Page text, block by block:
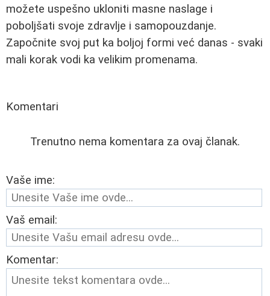
možete uspešno ukloniti masne naslage i
poboljšati svoje zdravlje i samopouzdanje.
Započnite svoj put ka boljoj formi već danas - svaki
mali korak vodi ka velikim promenama.
Komentari
Trenutno nema komentara za ovaj članak.
Vaše ime:
Vaš email:
Komentar: